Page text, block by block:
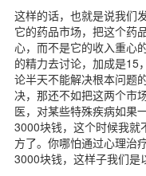
这样的话，也就是说我们
它的药品市场，把这个药
心，而不是它的收入重心
的精力去讨论，加成是15
论半天不能解决根本问题
决，那还不如把这两个市
医，对某些特殊疾病如果
3000块钱，这个时候我就
方了。你哪怕通过心理治
3000块钱，这样子我们是